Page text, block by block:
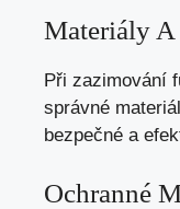
Materiály A
Při zazimování
správné
bezpečné a
Ochranné